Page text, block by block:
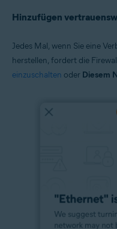
Hinzufügen
Jedes Mal, wenn Sie eine
herstellen, fordert die
einzuschalten oder Diesem